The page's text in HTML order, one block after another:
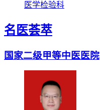
医学检验科
名医荟萃
国家二级甲等中医医院